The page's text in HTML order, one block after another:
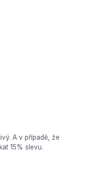
A v případě, že
15% slevu.